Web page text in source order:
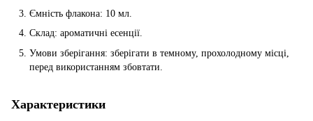
Ємність флакона: 10 мл.
Склад: ароматичні есенції.
Умови зберігання: зберігати в темному, прохолодному місці,
перед використанням збовтати.
Характеристики